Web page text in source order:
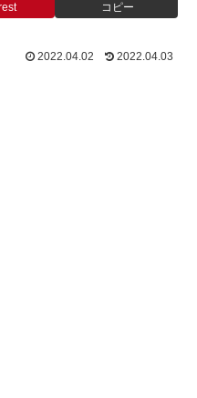
コピー
2022.04.02 2022.04.03